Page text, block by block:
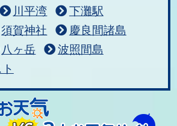
川平湾
下灘駅
須賀神社
慶良間諸島
八ヶ岳
波照間島